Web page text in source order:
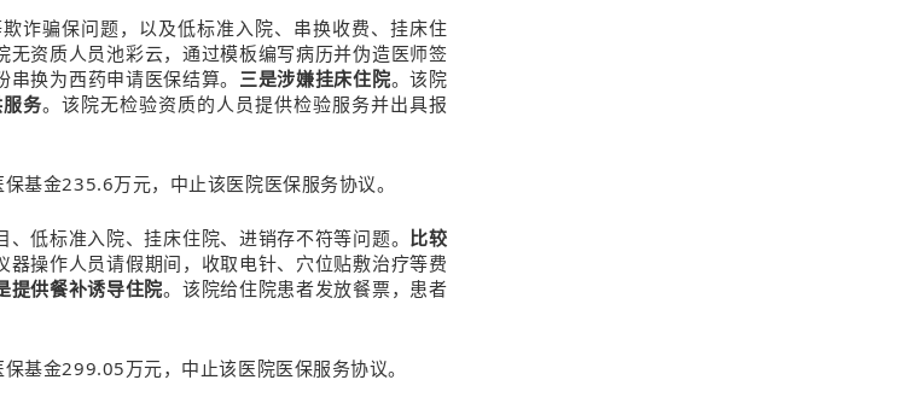
诈骗保问题，以及低标准入院、串换收费、挂床住
无资质人员池彩云，通过模板编写病历并伪造医师签
换为西药申请医保结算。 三是涉嫌挂床住院。该院
务。该院无检验资质的人员提供检验服务并出具报
基金235.6万元，中止该医院医保服务协议。
低标准入院、挂床住院、进销存不符等问题。 比较
操作人员请假期间，收取电针、穴位贴敷治疗等费
提供餐补诱导住院。该院给住院患者发放餐票，患者
基金299.05万元，中止该医院医保服务协议。